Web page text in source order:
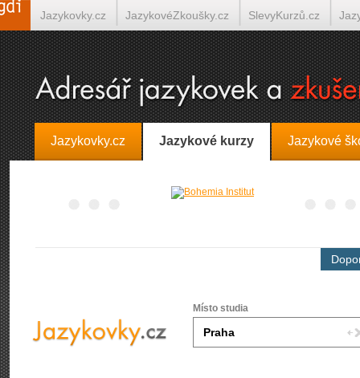
Jazykovky.cz Jazykové kurzy Jazykové
Místo studia
Jazykovky.cz JazykovéZkoušky.cz SlevyKurzů.cz
Španělština on-line Italština on-line Tlumočení-